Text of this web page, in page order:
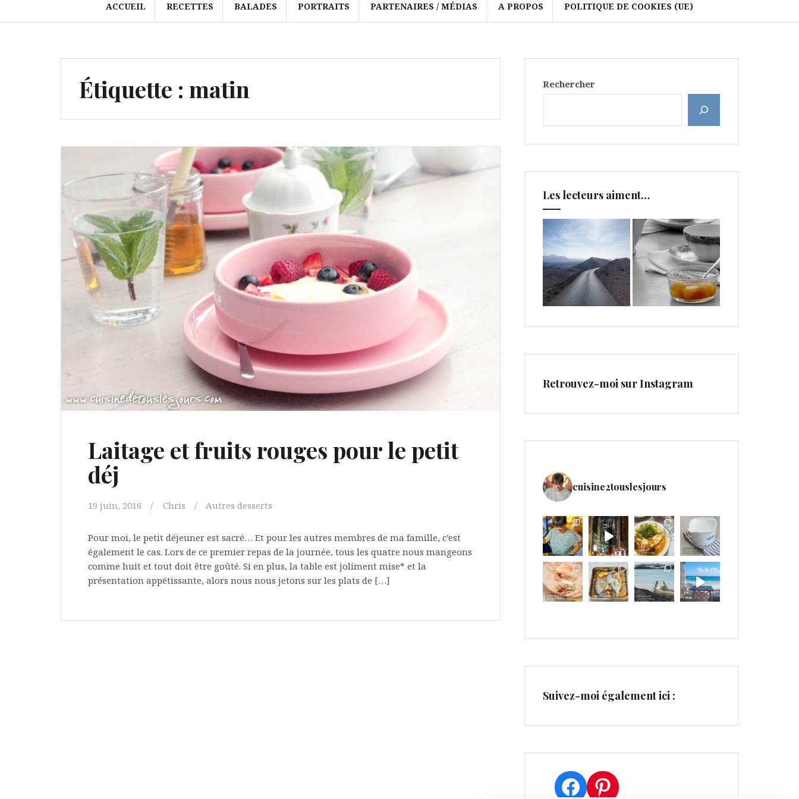
ACCUEIL RECETTES BALADES PORTRAITS PARTENAIRES / MÉDIAS A PROPOS POLITIQUE DE COOKIES (UE)
Étiquette : matin
Laitage et fruits rouges pour le petit
déj
19 juin, 2016 Chris Autres desserts
Pour moi, le petit déjeuner est sacré… Et pour les autres membres de ma famille, c’est
également le cas. Lors de ce premier repas de la journée, tous les quatre nous mangeons
comme huit et tout doit être goûté. Si en plus, la table est joliment mise* et la
présentation appétissante, alors nous nous jetons sur les plats de […]
Rechercher
Les lecteurs aiment…
Retrouvez-moi sur Instagram
cuisine2touslesjours
Suivez-moi également ici :
Facebook
Pinterest